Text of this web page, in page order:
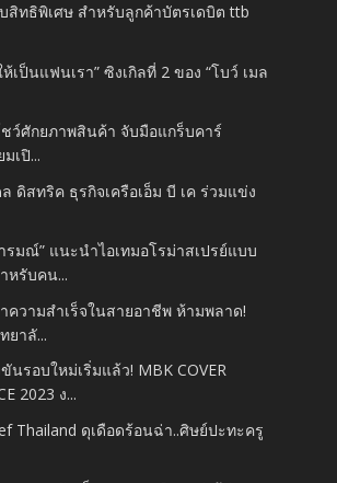
สิทธิพิเศษ สำหรับลูกค้าบัตรเดบิต ttb
เป็นแฟนเรา” ซิงเกิลที่ 2 ของ “โบว์ เมล
ชว์ศักยภาพสินค้า จับมือแกร็บคาร์
เปิ...
ล ดิสทริค ธุรกิจเครือเอ็ม บี เค ร่วมแข่ง
รมณ์” แนะนำไอเทมอโรม่าสเปรย์แบบ
หรับคน...
ความสำเร็จในสายอาชีพ ห้ามพลาด!
ยาลั...
นรอบใหม่เริ่มแล้ว! MBK COVER
2023 ง...
Thailand ดุเดือดร้อนฉ่า..ศิษย์ปะทะครู